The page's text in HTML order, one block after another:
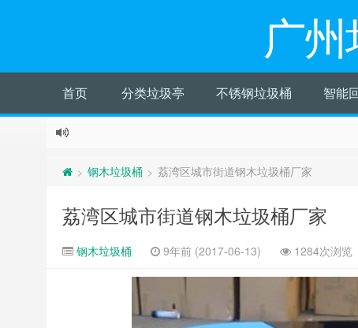
广
首页 分类垃圾亭 不锈钢垃圾桶 智能
> 钢木垃圾桶 > 荔湾区城市街道钢木垃圾桶厂家
荔湾区城市街道钢木垃圾桶厂家
钢木垃圾桶 9年前 (2017-06-13) 1284次浏览